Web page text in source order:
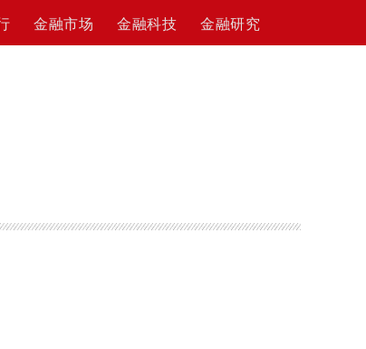
金融市场 金融科技 金融研究